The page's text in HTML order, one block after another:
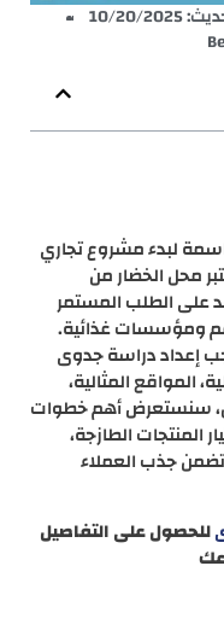
20/2025
لبدء مشروع تجاري
محل الخضار من
على الطلب المستمر
ومؤسسات غذائية.
إعداد دراسة جدوى
المواقع المثالية،
سنستعرض أهم خطوات
المنتجات الطازجة،
جذب العملاء
للحصول على التفاصيل